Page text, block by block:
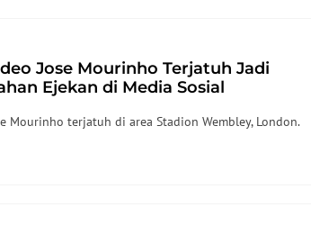
Jose Mourinho Terjatuh Jadi
Ejekan di Media Sosial
Mourinho terjatuh di area Stadion Wembley, London.